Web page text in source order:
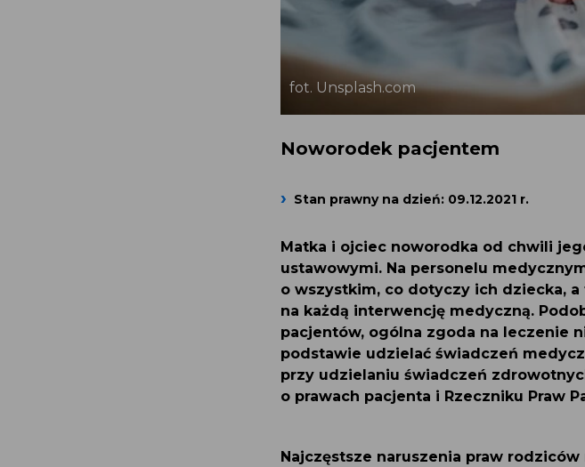
fot. Unsplash.com
Noworodek pacjentem
Stan prawny na dzień: 09.12.2021 r.
Matka i ojciec noworodka od chwili
ustawowymi. Na personelu
o wszystkim, co dotyczy ich dziecka,
na każdą interwencję medyczną.
pacjentów, ogólna zgoda na leczenie
podstawie udzielać świadczeń
przy udzielaniu świadczeń
o prawach pacjenta i Rzeczniku Praw
Najczęstsze naruszenia praw